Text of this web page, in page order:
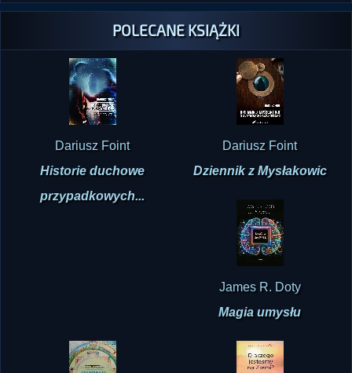
POLECANE KSIĄŻKI
Dariusz Foint
Historie duchowe
przypadkowych...
Dariusz Foint
Dziennik z Mysłakowic
James R. Doty
Magia umysłu